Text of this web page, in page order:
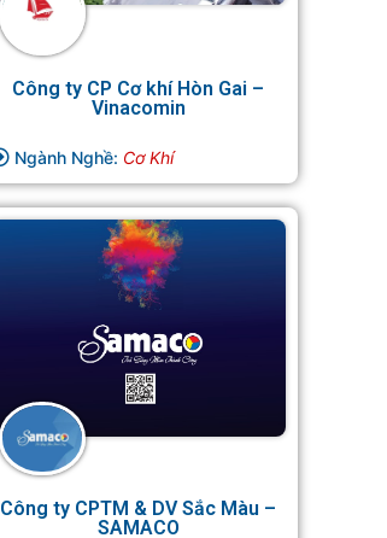
Công ty CP Cơ khí Hòn Gai –
Vinacomin
Ngành Nghề: Cơ Khí
Công ty CPTM & DV Sắc Màu –
SAMACO